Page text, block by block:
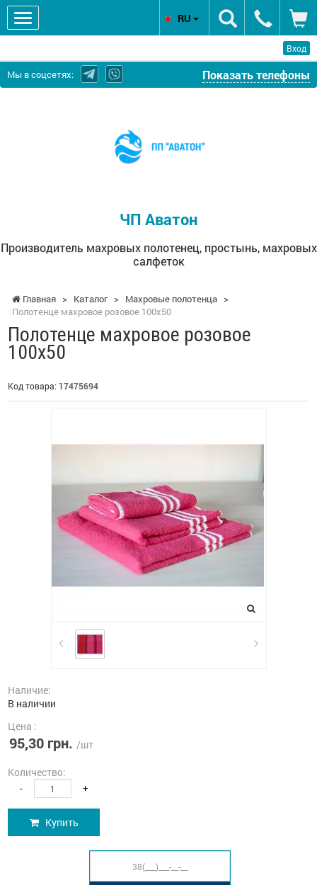
Вход
Мы в соцсетях: Показать телефоны
салфеток
ЧП Аватон
Производитель махровых полотенец, простынь, махровых
салфеток
RU
Главная > Каталог > Махровые полотенца >
Полотенце махровое розовое 100х50
Полотенце махровое розовое
100х50
Код товара: 17475694
Наличие:
В наличии
Цена :
95,30 грн. /шт
Количество:
- +
Купить